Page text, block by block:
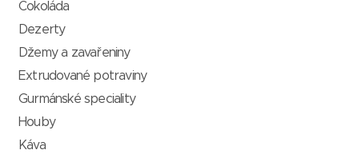
Čokoláda
Dezerty
Džemy a zavařeniny
Extrudované potraviny
Gurmánské speciality
Houby
Káva